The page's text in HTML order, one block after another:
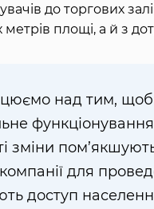
до торгових
метрів площі, а й з
над тим, щоб
зміни
для
доступ